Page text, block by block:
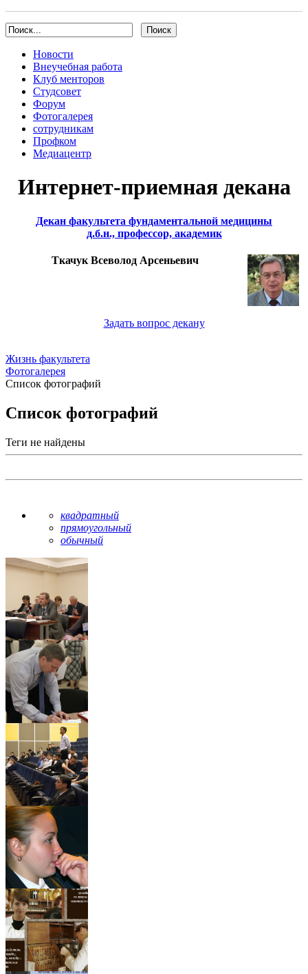
Новости
Внеучебная работа
Клуб менторов
Студсовет
Форум
Фотогалерея
сотрудникам
Профком
Медиацентр
Интернет-приемная декана
Декан факультета фундаментальной медицины
д.б.н., профессор, академик
Ткачук Всеволод Арсеньевич
Задать вопрос декану
Жизнь факультета
Фотогалерея
Список фотографий
Список фотографий
Теги не найдены
квадратный
прямоугольный
обычный